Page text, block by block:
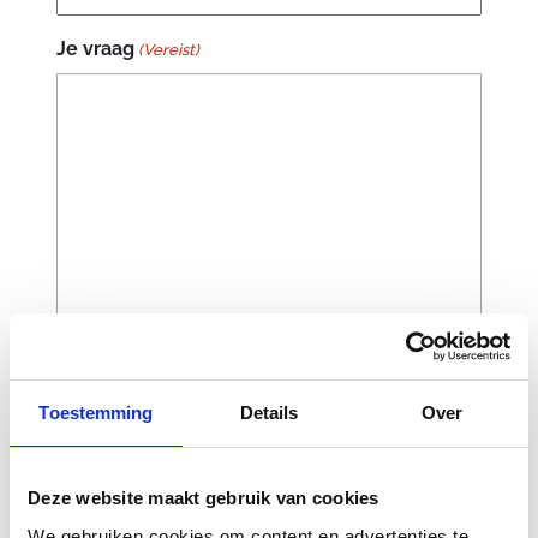
Toestemming Details Over
Deze website maakt gebruik van cookies
zijkant.
Veteruiteinden met rubberen afwerking
Enkelbeschermers van TPU met dubbele
Je vraag (Vereist)